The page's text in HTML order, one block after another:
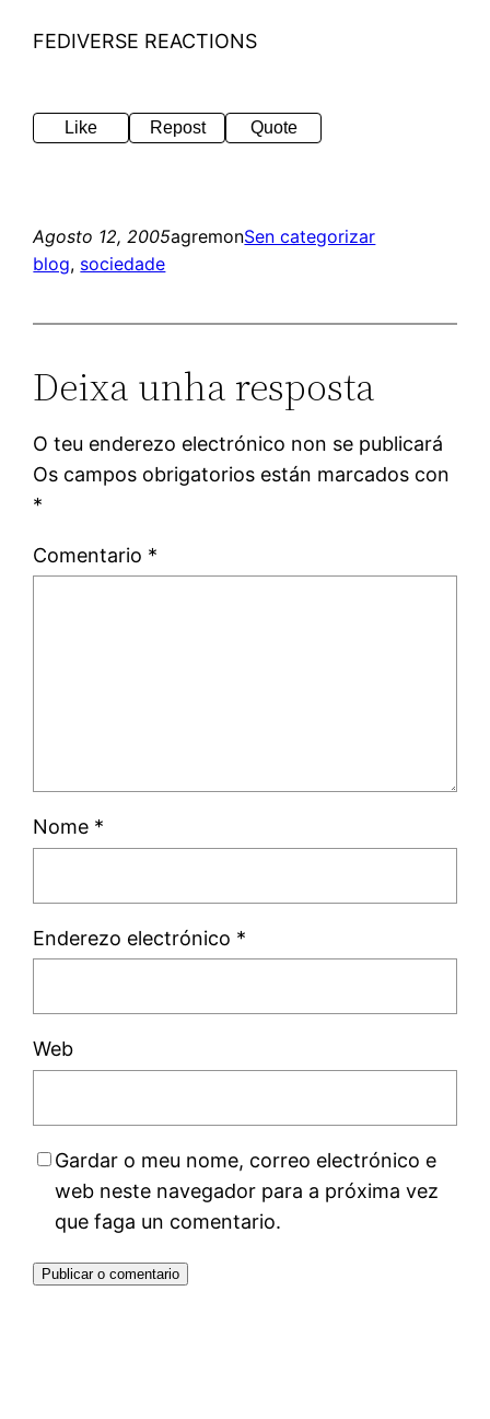
FEDIVERSE REACTIONS
Like Repost Quote
Agosto 12, 2005agremonSen categorizar
blog, sociedade
Deixa unha resposta
O teu enderezo electrónico non se publicará
Os campos obrigatorios están marcados con
*
Comentario *
Nome *
Enderezo electrónico *
Web
Gardar o meu nome, correo electrónico e
web neste navegador para a próxima vez
que faga un comentario.